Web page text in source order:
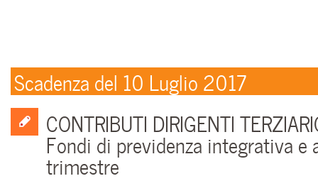
Scadenza del 10 Luglio 2017
CONTRIBUTI DIRIGENTI
Fondi di previdenza integrativa e
trimestre